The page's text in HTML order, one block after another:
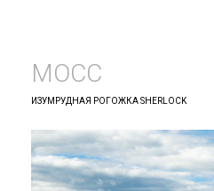
МОСС
ИЗУМРУДНАЯ РОГОЖКА SHERLOCK